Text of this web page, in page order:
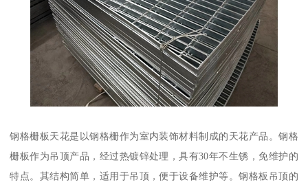
钢格栅板天花是以钢格栅作为室内装饰材料制成的天花产品。钢格
栅板作为吊顶产品，经过热镀锌处理，具有30年不生锈，免维护的
特点。其结构简单，适用于吊顶，便于设备维护等。钢格板吊顶的